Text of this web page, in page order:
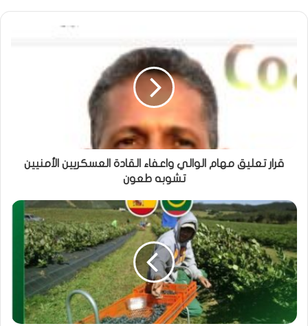
قرار تعليق مهام الوالي واعفاء القادة العسكريين الأمنيين
تشوبه طعون